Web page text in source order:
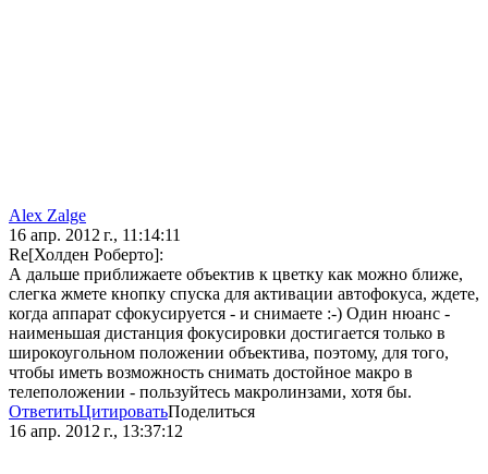
Alex Zalge
16 апр. 2012 г., 11:14:11
Re[Холден Роберто]:
А дальше приближаете объектив к цветку как можно ближе,
слегка жмете кнопку спуска для активации автофокуса, ждете,
когда аппарат сфокусируется - и снимаете :-) Один нюанс -
наименьшая дистанция фокусировки достигается только в
широкоугольном положении объектива, поэтому, для того,
чтобы иметь возможность снимать достойное макро в
телеположении - пользуйтесь макролинзами, хотя бы.
ОтветитьЦитироватьПоделиться
16 апр. 2012 г., 13:37:12